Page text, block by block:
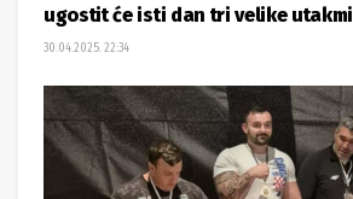
ugostit će isti dan tri velike
30.04.2025. 22:34